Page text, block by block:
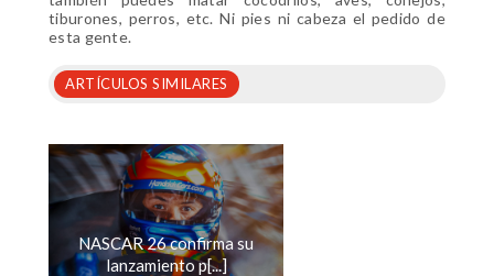
tiburones, perros, etc. Ni pies ni cabeza el pedido de
esta gente.
ARTÍCULOS SIMILARES
NASCAR 26 confirma su
lanzamiento p[...]